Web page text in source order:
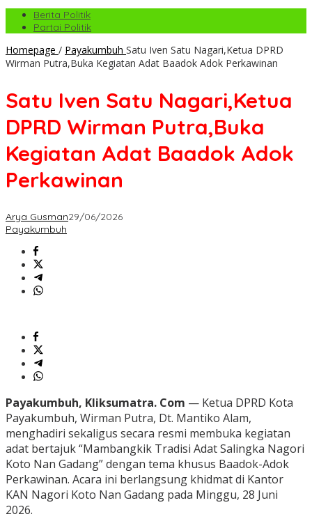
Berita Politik
Partai Politik
Homepage / Payakumbuh Satu Iven Satu Nagari,Ketua DPRD
Wirman Putra,Buka Kegiatan Adat Baadok Adok Perkawinan
Satu Iven Satu Nagari,Ketua
DPRD Wirman Putra,Buka
Kegiatan Adat Baadok Adok
Perkawinan
Arya Gusman29/06/2026
Payakumbuh
Payakumbuh, Kliksumatra. Com — Ketua DPRD Kota
Payakumbuh, Wirman Putra, Dt. Mantiko Alam,
menghadiri sekaligus secara resmi membuka kegiatan
adat bertajuk “Mambangkik Tradisi Adat Salingka Nagori
Koto Nan Gadang” dengan tema khusus Baadok-Adok
Perkawinan. Acara ini berlangsung khidmat di Kantor
KAN Nagori Koto Nan Gadang pada Minggu, 28 Juni
2026.